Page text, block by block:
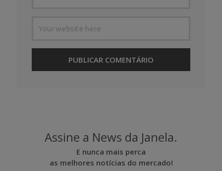
Assine a News da Janela.
E nunca mais perca
as melhores notícias do mercado!